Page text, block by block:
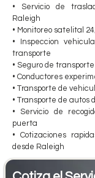
• Servicio de
Raleigh
• Monitoreo satelital
• Inspeccion
transporte
• Seguro de
• Conductores
• Transporte de
• Transporte de autos
• Servicio de
puerta
• Cotizaciones
desde Raleigh